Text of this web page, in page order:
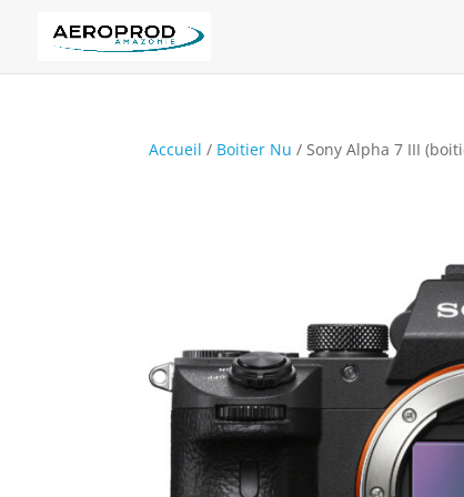
Accueil / Boitier Nu / Sony Alpha 7 III